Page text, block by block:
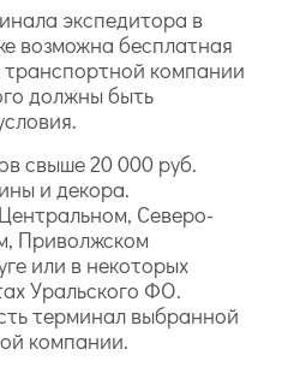
экспедитора в
возможна бесплатная
компании
должны быть
свыше 20 000 руб.
и декора.
Северо-
Приволжском
или в некоторых
Уральского ФО.
терминал выбранной
компании.